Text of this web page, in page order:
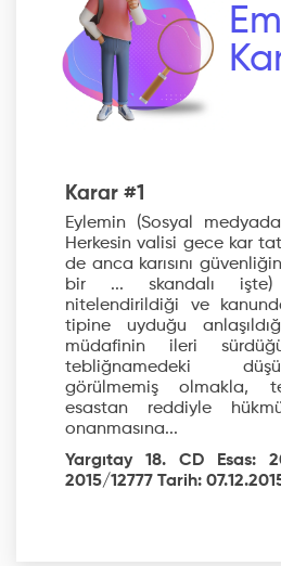
Karar #1
Eylemin (Sosyal
Herkesin valisi gece kar
de anca karısını
bir ... skandalı
nitelendirildiği ve
tipine uyduğu
müdafinin ileri
tebliğnamedeki
görülmemiş olmakla,
esastan reddiyle
onanmasına...
Yargıtay 18. CD Esas:
2015/12777 Tarih: